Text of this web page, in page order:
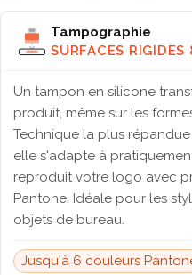
Tampographie
SURFACES RIGIDES
Un tampon en silicone
produit, même sur les
Technique la plus
elle s'adapte à
reproduit votre logo avec
Pantone. Idéale pour les
objets de bureau.
Jusqu'à 6 couleurs